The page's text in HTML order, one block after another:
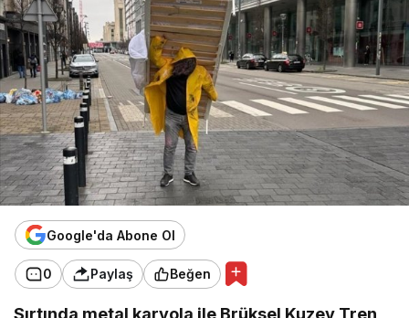
Google'da Abone Ol
0 Paylaş Beğen